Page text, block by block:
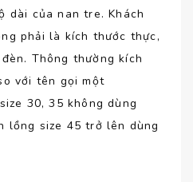
dài của nan tre. Khách
phải là kích thước thực,
Thông thường kích
với tên gọi một
size 30, 35 không dùng
lồng size 45 trở lên dùng